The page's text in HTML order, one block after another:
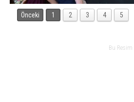
Önceki 1 2 3 4 5
Bu